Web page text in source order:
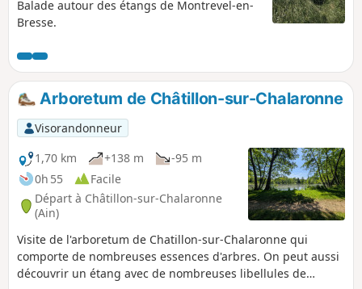
Balade autour des étangs de Montrevel-en-
Bresse.
Arboretum de Châtillon-sur-Chalaronne
Visorandonneur
1,70 km
+138 m
-95 m
0h 55
Facile
Départ à Châtillon-sur-Chalaronne
(Ain)
Visite de l'arboretum de Chatillon-sur-Chalaronne qui
comporte de nombreuses essences d'arbres. On peut aussi
découvrir un étang avec de nombreuses libellules de